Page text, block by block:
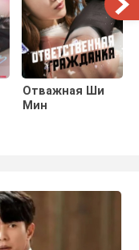
Отважная Ши
Мин